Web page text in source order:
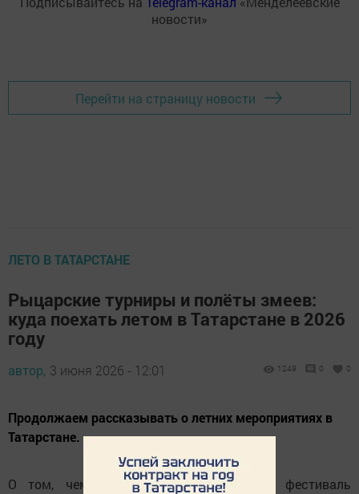
новости»
Перейти на страницу новости
ЛЕТО В ТАТАРСТАНЕ
Рыцарские турниры и полёты змеев:
куда поехать летом в Татарстане в 2026
году
автор, 3 июня 2026 - 12:01 1249 0 0
Продолжаем рассказывать о летних мероприятиях в
Татарстане.
О том, чем удивит гостей ежегодный фестиваль